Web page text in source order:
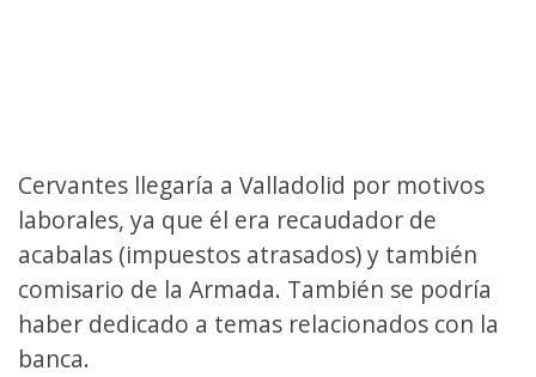
Cervantes llegaría a Valladolid por motivos
laborales, ya que él era recaudador de
acabalas (impuestos atrasados) y también
comisario de la Armada. También se podría
haber dedicado a temas relacionados con la
banca.